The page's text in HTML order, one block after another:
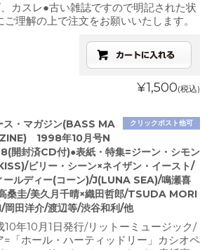
カスレ●古い雑誌ですので明記された状
理解の上で注文をお願いいたします。
¥1,500(税込)
クリックポスト他可
ス・マガジン(BASS MA
1998年10月号N
開封済CD付)●表紙・特集=ジーン・シモン
ビリー・シーン×ネイザン・イースト/
ールディー(コーン)/J(LUNA SEA)/鳴瀬喜
桑圭/美久月千晴×織田哲郎/TSUDA MORI
岡田洋介/渡辺等/渋谷和利/他
10年10月1日発行/リットーミュージック/
「ホール・ハーティッドリー」カシオペ